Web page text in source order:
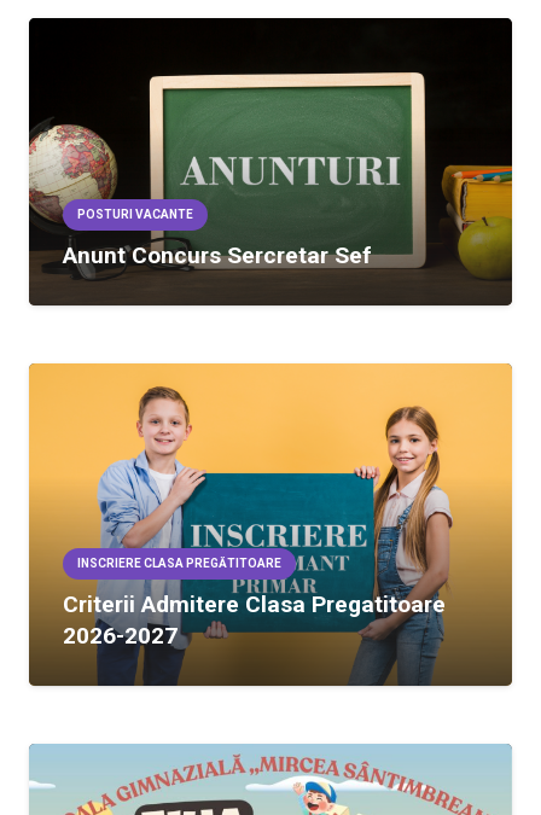
POSTURI VACANTE
Anunt Concurs Sercretar Sef
INSCRIERE CLASA PREGĂTITOARE
Criterii Admitere Clasa Pregatitoare
2026-2027